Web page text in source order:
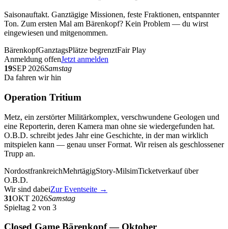
Saisonauftakt. Ganztägige Missionen, feste Fraktionen, entspannter
Ton. Zum ersten Mal am Bärenkopf? Kein Problem — du wirst
eingewiesen und mitgenommen.
BärenkopfGanztagsPlätze begrenztFair Play
Anmeldung offenJetzt anmelden
19SEP 2026Samstag
Da fahren wir hin
Operation Tritium
Metz, ein zerstörter Militärkomplex, verschwundene Geologen und
eine Reporterin, deren Kamera man ohne sie wiedergefunden hat.
O.B.D. schreibt jedes Jahr eine Geschichte, in der man wirklich
mitspielen kann — genau unser Format. Wir reisen als geschlossener
Trupp an.
NordostfrankreichMehrtägigStory-MilsimTicketverkauf über
O.B.D.
Wir sind dabeiZur Eventseite →
31OKT 2026Samstag
Spieltag 2 von 3
Closed Game Bärenkopf — Oktober